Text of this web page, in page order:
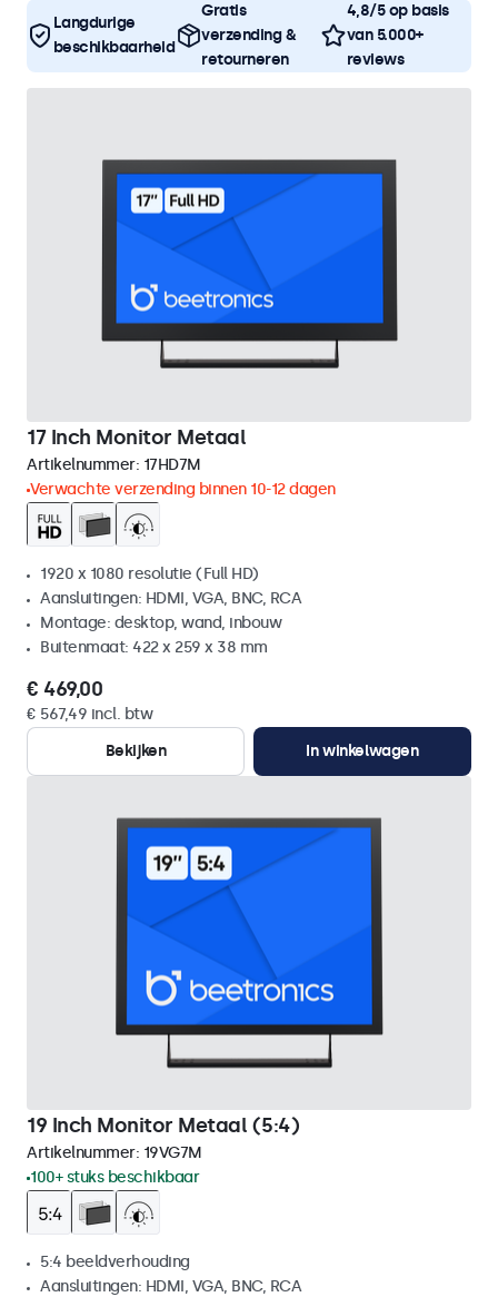
Langdurige
beschikbaarheid
Gratis
verzending &
retourneren
4,8/5 op basis
van 5.000+
reviews
17 Inch Monitor Metaal
Artikelnummer: 17HD7M
Verwachte verzending binnen 10-12 dagen
1920 x 1080 resolutie (Full HD)
Aansluitingen: HDMI, VGA, BNC, RCA
Montage: desktop, wand, inbouw
Buitenmaat: 422 x 259 x 38 mm
€ 469,00
€ 567,49 incl. btw
Bekijken
In winkelwagen
19 Inch Monitor Metaal (5:4)
Artikelnummer: 19VG7M
100+ stuks beschikbaar
5:4 beeldverhouding
Aansluitingen: HDMI, VGA, BNC, RCA